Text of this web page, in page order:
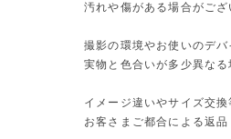
汚れや傷がある場合がご
撮影の環境やお使いのデバ
実物と色合いが多少異な
イメージ違いやサイズ交換
お客さまご都合による返